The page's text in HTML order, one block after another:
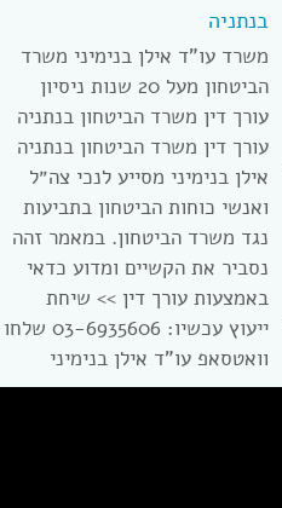
בנתניה
משרד עו”ד אילן בנימיני משרד
הביטחון מעל 20 שנות ניסיון
עורך דין משרד הביטחון בנתניה
עורך דין משרד הביטחון בנתניה
אילן בנימיני מסייע לנכי צה״ל
ואנשי כוחות הביטחון בתביעות
נגד משרד הביטחון. במאמר זהה
נסביר את הקשיים ומדוע כדאי
באמצעות עורך דין >> שיחת
ייעוץ עכשיו: 03-6935606 שלחו
וואטסאפ עו”ד אילן בנימיני